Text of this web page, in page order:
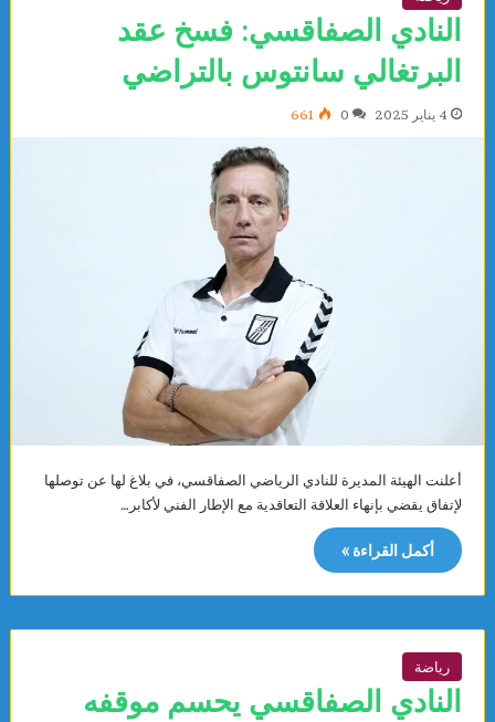
النادي الصفاقسي: فسخ عقد
البرتغالي سانتوس بالتراضي
4 يناير 2025 0
661
أعلنت الهيئة المديرة للنادي الرياضي الصفاقسي، في بلاغ لها عن توصلها
لإتفاق يقضي بإنهاء العلاقة التعاقدية مع الإطار الفني لأكابر…
أكمل القراءة »
رياضة
النادي الصفاقسي يحسم موقفه